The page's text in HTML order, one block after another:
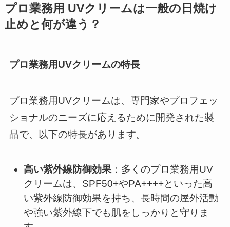
プロ業務用 UVクリームは一般の日焼け
止めと何が違う？
プロ業務用UVクリームの特長
プロ業務用UVクリームは、専門家やプロフェッ
ショナルのニーズに応えるために開発された製
品で、以下の特長があります。​
高い紫外線防御効果 ：​多くのプロ業務用UV
クリームは、SPF50+やPA++++といった高
い紫外線防御効果を持ち、長時間の屋外活動
や強い紫外線下でも肌をしっかりと守りま